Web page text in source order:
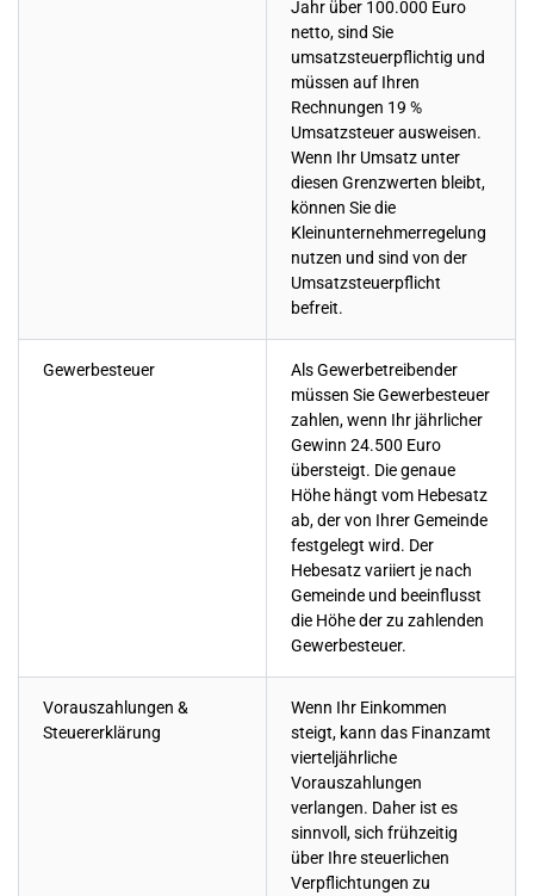
Jahr über 100.000 Euro
netto, sind Sie
umsatzsteuerpflichtig und
müssen auf Ihren
Rechnungen 19 %
Umsatzsteuer ausweisen.
Wenn Ihr Umsatz unter
diesen Grenzwerten bleibt,
können Sie die
Kleinunternehmerregelung
nutzen und sind von der
Umsatzsteuerpflicht
befreit.
Gewerbesteuer
Als Gewerbetreibender
müssen Sie Gewerbesteuer
zahlen, wenn Ihr jährlicher
Gewinn 24.500 Euro
übersteigt. Die genaue
Höhe hängt vom Hebesatz
ab, der von Ihrer Gemeinde
festgelegt wird. Der
Hebesatz variiert je nach
Gemeinde und beeinflusst
die Höhe der zu zahlenden
Gewerbesteuer.
Vorauszahlungen &
Steuererklärung
Wenn Ihr Einkommen
steigt, kann das Finanzamt
vierteljährliche
Vorauszahlungen
verlangen. Daher ist es
sinnvoll, sich frühzeitig
über Ihre steuerlichen
Verpflichtungen zu